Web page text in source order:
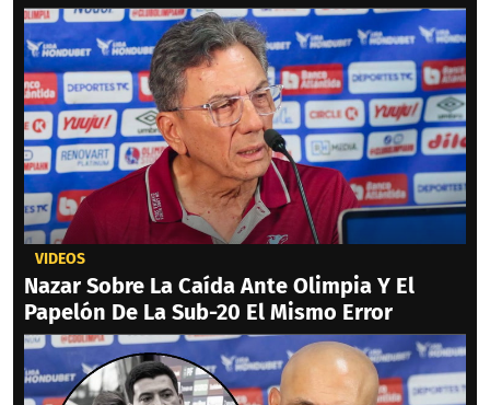
VIDEOS
Nazar Sobre La Caída Ante Olimpia Y El
Papelón De La Sub-20 El Mismo Error